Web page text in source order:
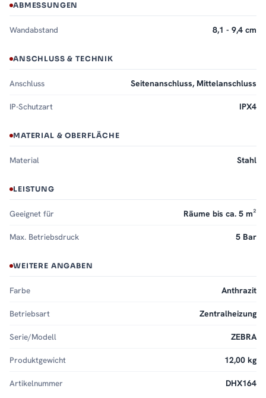
ABMESSUNGEN
Wandabstand 8,1 - 9,4 cm
ANSCHLUSS & TECHNIK
Anschluss Seitenanschluss, Mittelanschluss
IP-Schutzart IPX4
MATERIAL & OBERFLÄCHE
Material Stahl
LEISTUNG
Geeignet für Räume bis ca. 5 m²
Max. Betriebsdruck 5 Bar
WEITERE ANGABEN
Farbe Anthrazit
Betriebsart Zentralheizung
Serie/Modell ZEBRA
Produktgewicht 12,00 kg
Artikelnummer DHX164